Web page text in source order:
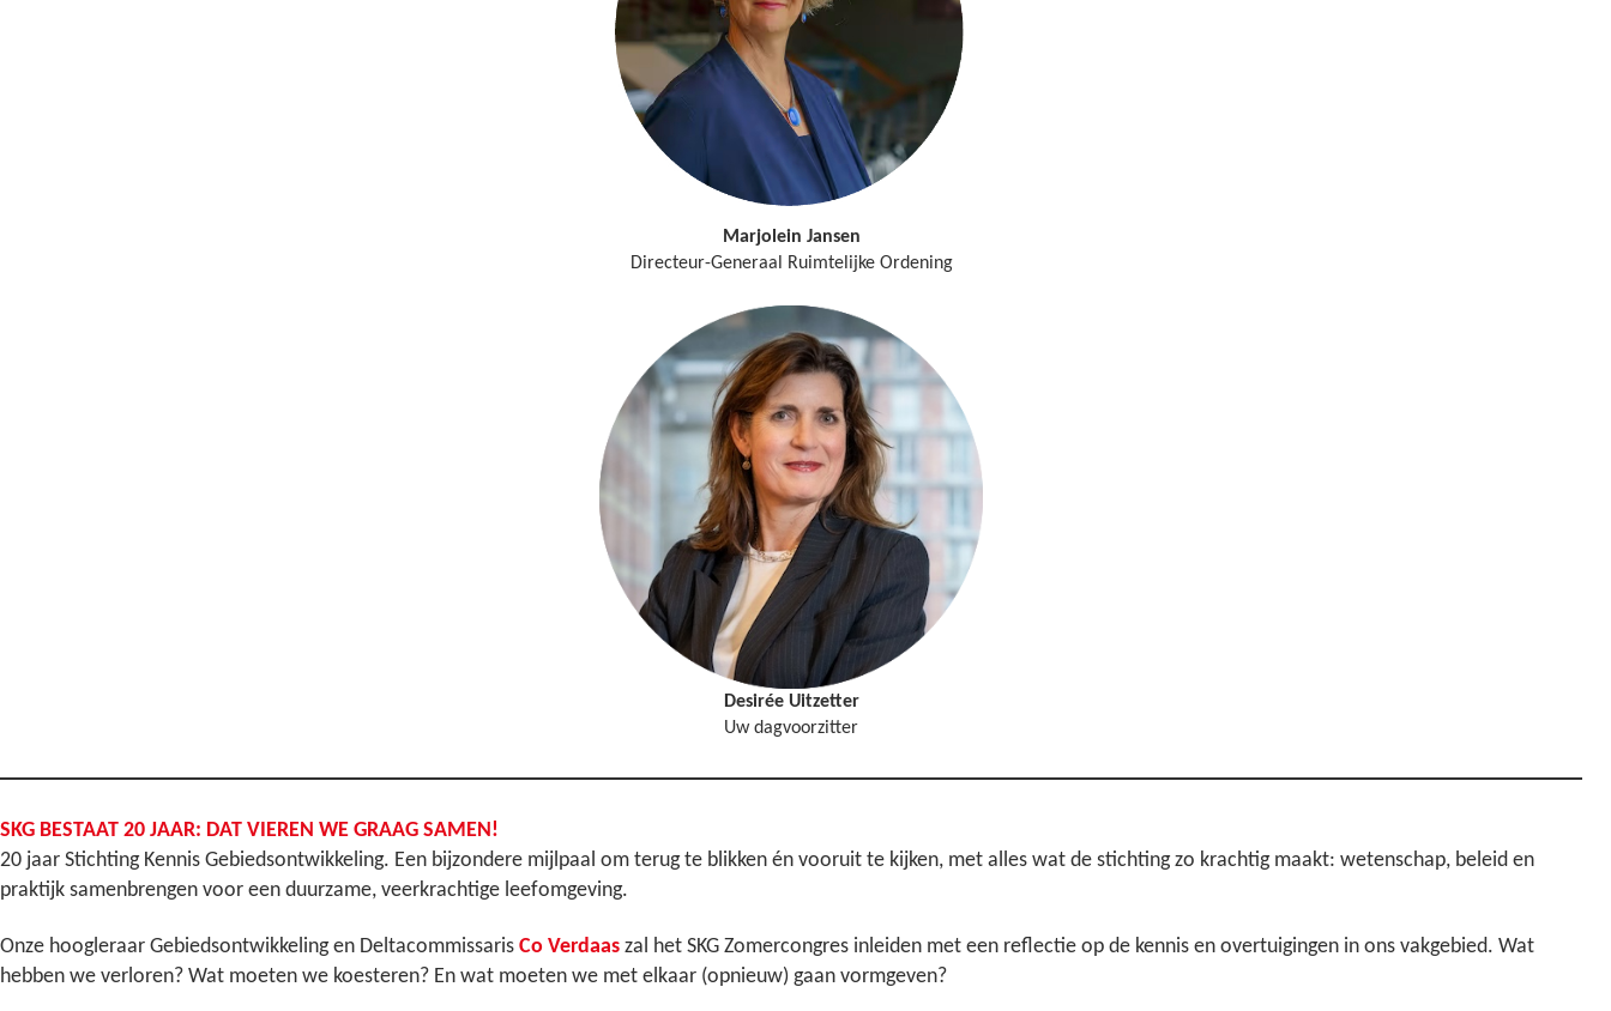
Marjolein Jansen
Directeur-Generaal Ruimtelijke Ordening
Desirée Uitzetter
Uw dagvoorzitter
SKG BESTAAT 20 JAAR: DAT VIEREN WE GRAAG SAMEN!​​
20 jaar Stichting Kennis Gebiedsontwikkeling. Een bijzondere mijlpaal om terug te blikken én vooruit te kijken, met alles wat de stichting zo krachtig maakt: wetenschap, beleid en
praktijk samenbrengen voor een duurzame, veerkrachtige leefomgeving.
Onze hoogleraar Gebiedsontwikkeling en Deltacommissaris Co Verdaas zal het SKG Zomercongres inleiden met een reflectie op de kennis en overtuigingen in ons vakgebied. Wat
hebben we verloren? Wat moeten we koesteren? En wat moeten we met elkaar (opnieuw) gaan vormgeven?